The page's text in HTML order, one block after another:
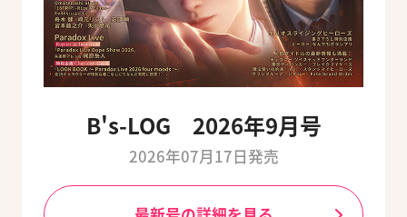
B's-LOG 2026年9月号
2026年07月17日発売